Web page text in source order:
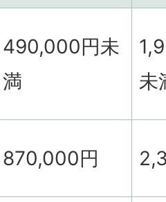
490,000円未
満
未
870,000円